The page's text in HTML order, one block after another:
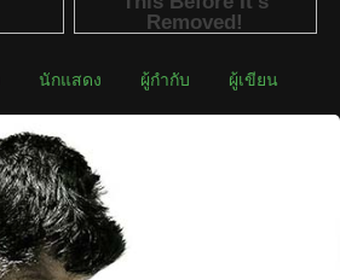
นักแสดง ผู้กำกับ ผู้เขียน